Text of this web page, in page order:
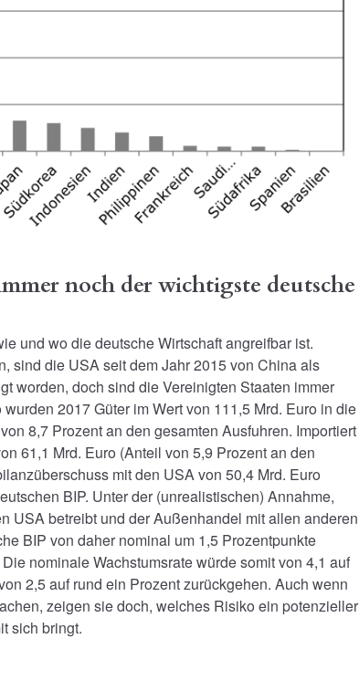
noch der wichtigste deutsche
und wo die deutsche Wirtschaft angreifbar ist.
sind die USA seit dem Jahr 2015 von China als
worden, doch sind die Vereinigten Staaten immer
2017 Güter im Wert von 111,5 Mrd. Euro in die
8,7 Prozent an den gesamten Ausfuhren. Importiert
61,1 Mrd. Euro (Anteil von 5,9 Prozent an den
mit den USA von 50,4 Mrd. Euro
BIP. Unter der (unrealistischen) Annahme,
USA betreibt und der Außenhandel mit allen anderen
BIP von daher nominal um 1,5 Prozentpunkte
nominale Wachstumsrate würde somit von 4,1 auf
2,5 auf rund ein Prozent zurückgehen. Auch wenn
zeigen sie doch, welches Risiko ein potenzieller
sich bringt.